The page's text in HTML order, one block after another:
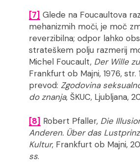
[7] Glede na Foucaultova
mehanizmih moči, je moč
reverzibilna; odpor lahko
strateškem polju razmerij
Michel Foucault, Der Wille
Frankfurt ob Majni, 1976, str.
prevod: Zgodovina
do znanja, ŠKUC, Ljubljana,
[8] Robert Pfaller, Die
Anderen. Über das
Kultur, Frankfurt ob Majni,
ss.